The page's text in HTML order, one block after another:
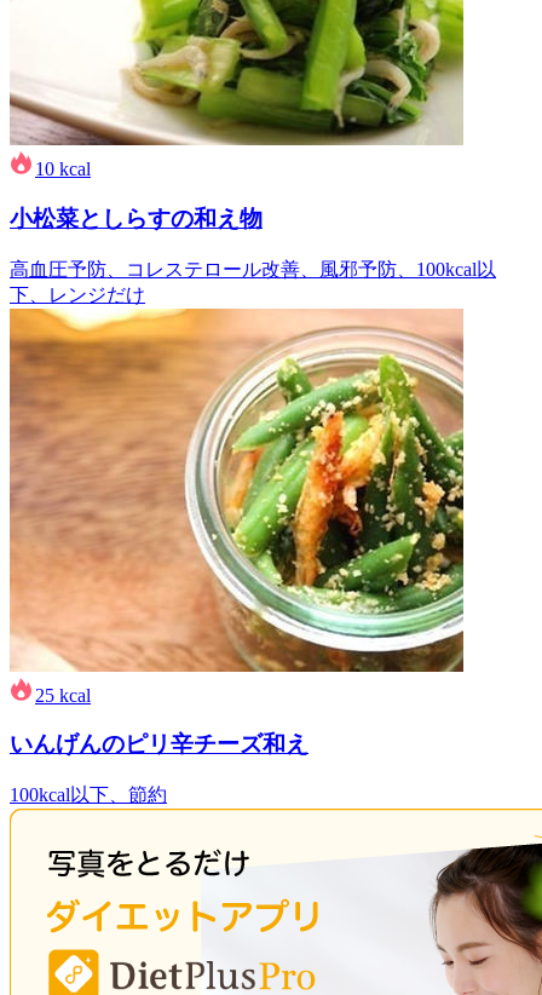
10 kcal
小松菜としらすの和え物
高血圧予防、コレステロール改善、風邪予防、100kcal以
下、レンジだけ
25 kcal
いんげんのピリ辛チーズ和え
100kcal以下、節約